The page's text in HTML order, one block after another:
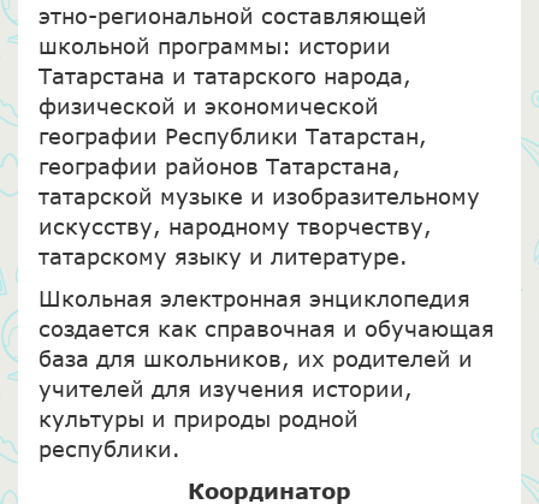
этно-региональной составляющей
школьной программы: истории
Татарстана и татарского народа,
физической и экономической
географии Республики Татарстан,
географии районов Татарстана,
татарской музыке и изобразительному
искусству, народному творчеству,
татарскому языку и литературе.
Школьная электронная энциклопедия
создается как справочная и обучающая
база для школьников, их родителей и
учителей для изучения истории,
культуры и природы родной
республики.
Координатор